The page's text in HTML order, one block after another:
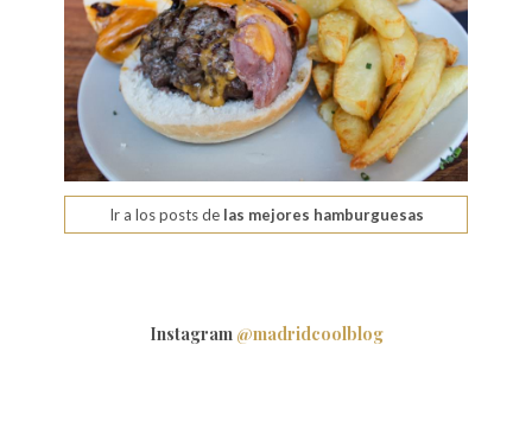
Ir a los posts delas mejores hamburguesas
Instagram @madridcoolblog